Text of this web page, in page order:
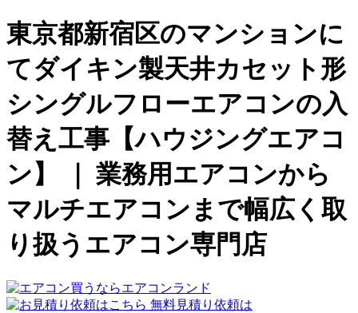
東京都新宿区のマンションに
てダイキン製天井カセット形
シングルフローエアコンの入
替え工事【ハウジングエアコ
ン】 ｜ 業務用エアコンから
マルチエアコンまで幅広く取
り扱うエアコン専門店
無料見積り依頼は